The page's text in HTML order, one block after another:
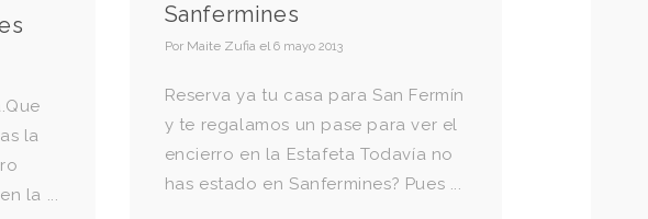
la
la ...
Sanfermines
Por Maite Zufia el6 mayo 2013
Reserva ya tu casa para San Fermín
y te regalamos un pase para ver el
encierro en la Estafeta Todavía no
has estado en Sanfermines? Pues ...